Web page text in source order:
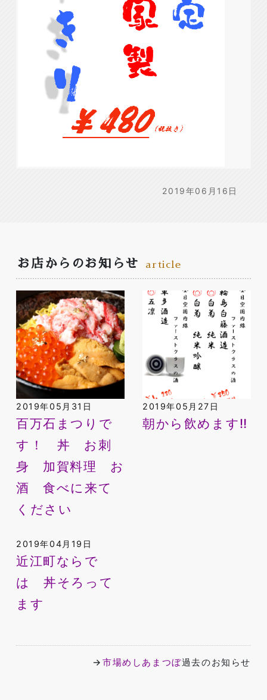
2019年06月16日
お店からのお知らせ article
2019年05月31日
百万石まつりで
す！ 丼 お刺
身 加賀料理 お
酒 食べに来て
ください
2019年05月27日
朝から飲めます‼
2019年04月19日
近江町ならで
は 丼そろって
ます
→ 市場めしあまつぼ過去のお知らせ